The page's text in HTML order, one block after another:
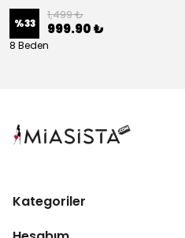
%33
1,499 ₺
999.90 ₺
8 Beden
Kategoriler